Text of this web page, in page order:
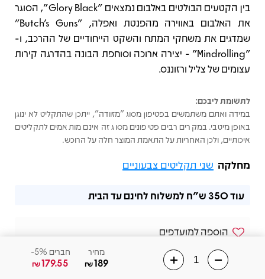
בין הקטעים הבולטים באלבום נמצאים "Glory Black", הסוגר
את האלבום באווירה מהפנטת ואפלה, "Butch's Guns"
שמדגים את משחקי המתח והשקט הייחודיים של ההרכב, ו-
"Mindrolling" - יצירה ארוכה וסוחפת הבונה בהדרגה קירות
עצומים של צליל ורזוננס.
לתשומת ליבכם:
במידה ואתם משתמשים בפטיפון מסוג "מזוודה", ייתכן שהתקליט לא ינוגן
באופן מיטבי. במקרים רבים פטיפונים מסוג זה אינם מותאמים לתקליטים
איכותיים, ולכן האחריות על התאמת המוצר חלה על הרוכש.
מחלקה שני תקליטים צבעוניים
מחיר
189
₪
חברים 5%-
179.55
₪
עוד350 ש"ח למשלוח לחינם עד הבית
הוספה למועדפים
שלחו הודעה בוואצאפ
02-6568831